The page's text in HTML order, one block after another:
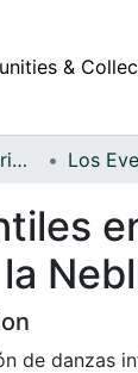
&
Fondo Archivo del Patrimonio Fotográfico y Fílmico del Valle del Cauca Los
de danzas